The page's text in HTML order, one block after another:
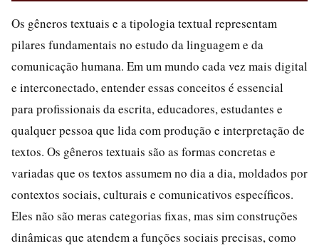
Os gêneros textuais e a tipologia textual representam
pilares fundamentais no estudo da linguagem e da
comunicação humana. Em um mundo cada vez mais digital
e interconectado, entender essas conceitos é essencial
para profissionais da escrita, educadores, estudantes e
qualquer pessoa que lida com produção e interpretação de
textos. Os gêneros textuais são as formas concretas e
variadas que os textos assumem no dia a dia, moldados por
contextos sociais, culturais e comunicativos específicos.
Eles não são meras categorias fixas, mas sim construções
dinâmicas que atendem a funções sociais precisas, como